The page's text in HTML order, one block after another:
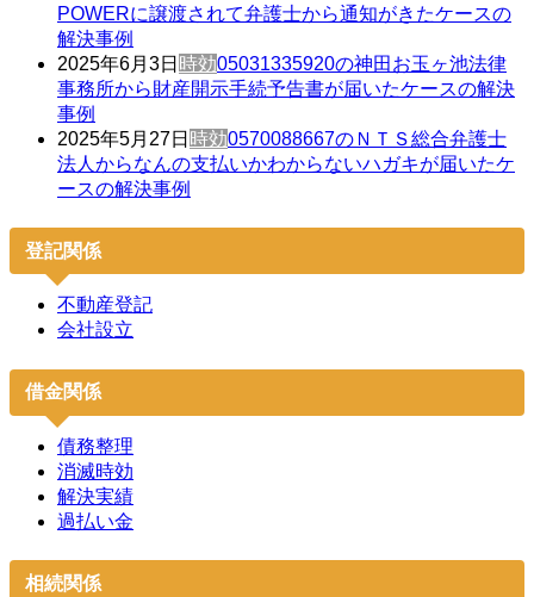
POWERに譲渡されて弁護士から通知がきたケースの
解決事例
2025年6月3日 時効05031335920の神田お玉ヶ池法律
事務所から財産開示手続予告書が届いたケースの解決
事例
2025年5月27日 時効0570088667のＮＴＳ総合弁護士
法人からなんの支払いかわからないハガキが届いたケ
ースの解決事例
登記関係
不動産登記
会社設立
借金関係
債務整理
消滅時効
解決実績
過払い金
相続関係